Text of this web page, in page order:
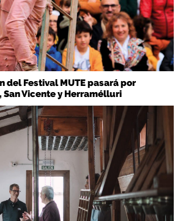
del Festival MUTE pasará por
San Vicente y Herramélluri